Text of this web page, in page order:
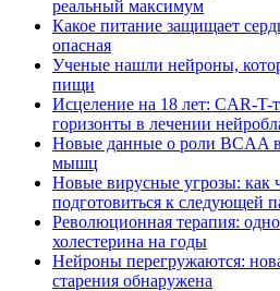
реальный максимум
Какое питание защищает
опасная
Ученые нашли нейроны,
пищи
Исцеление на 18 лет: CAR-T-
горизонты в лечении
Новые данные о роли BCAA
мышц
Новые вирусные угрозы: как
подготовиться к следующей
Революционная терапия:
холестерина на годы
Нейроны перегружаются:
старения обнаружена